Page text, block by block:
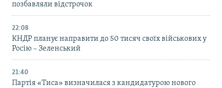
позбавляли відстрочок
22:08
КНДР планує направити до 50 тисяч своїх військових у
Росію – Зеленський
21:40
Партія «Тиса» визначилася з кандидатурою нового